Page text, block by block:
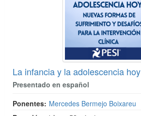
La infancia y la adolescencia hoy
Presentado en español
Ponentes: Mercedes Bermejo Boixareu